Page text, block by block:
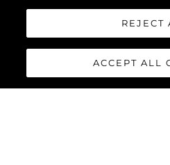
REJECT
ACCEPT ALL